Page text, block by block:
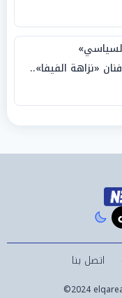
«نزاهة الفيفا»..
اتصل بنا
©2024